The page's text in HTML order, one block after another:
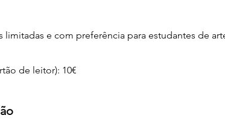
limitadas e com preferência para estudantes de
de leitor): 10€